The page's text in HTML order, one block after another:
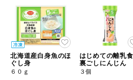
自動注文システム登録を確認する
自動注文システム登録を修正する
くらしの定番品（毎週企画）
酒・ノンアル
コール
切り花・仏花
ティッシュ・
トイレットペ
ーパー
キウイフルーツ 牛肉
さけ さば ゼラ
鶏肉 バナナ 豚肉
北海道産白身魚のほ
ぐし身
６０ｇ
はじめての離乳
裏ごしにんじん
３個